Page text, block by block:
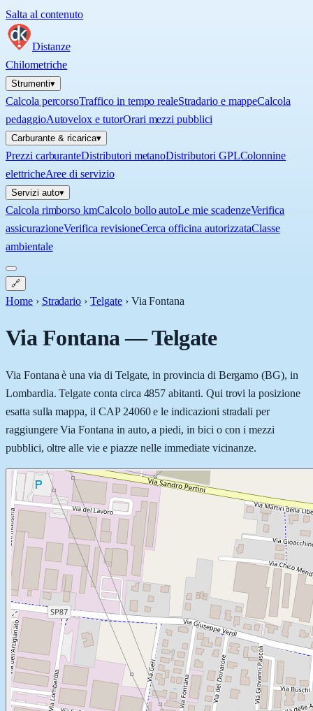
Salta al contenuto
Distanze
Chilometriche
Strumenti▾
Calcola percorsoTraffico in tempo realeStradario e mappeCalcola
pedaggioAutovelox e tutorOrari mezzi pubblici
Carburante & ricarica▾
Prezzi carburanteDistributori metanoDistributori GPLColonnine
elettricheAree di servizio
Servizi auto▾
Calcola rimborso kmCalcolo bollo autoLe mie scadenzeVerifica
assicurazioneVerifica revisioneCerca officina autorizzataClasse
ambientale
🔗
Home › Stradario › Telgate › Via Fontana
Via Fontana—Telgate
Via Fontana è una via di Telgate, in provincia di Bergamo (BG), in
Lombardia. Telgate conta circa 4857 abitanti. Qui trovi la posizione
esatta sulla mappa, il CAP 24060 e le indicazioni stradali per
raggiungere Via Fontana in auto, a piedi, in bici o con i mezzi
pubblici, oltre alle vie e piazze nelle immediate vicinanze.